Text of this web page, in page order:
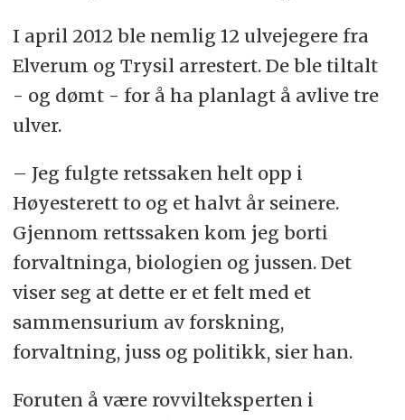
I april 2012 ble nemlig 12 ulvejegere fra
Elverum og Trysil arrestert. De ble tiltalt
- og dømt - for å ha planlagt å avlive tre
ulver.
– Jeg fulgte retssaken helt opp i
Høyesterett to og et halvt år seinere.
Gjennom rettssaken kom jeg borti
forvaltninga, biologien og jussen. Det
viser seg at dette er et felt med et
sammensurium av forskning,
forvaltning, juss og politikk, sier han.
Foruten å være rovvilteksperten i